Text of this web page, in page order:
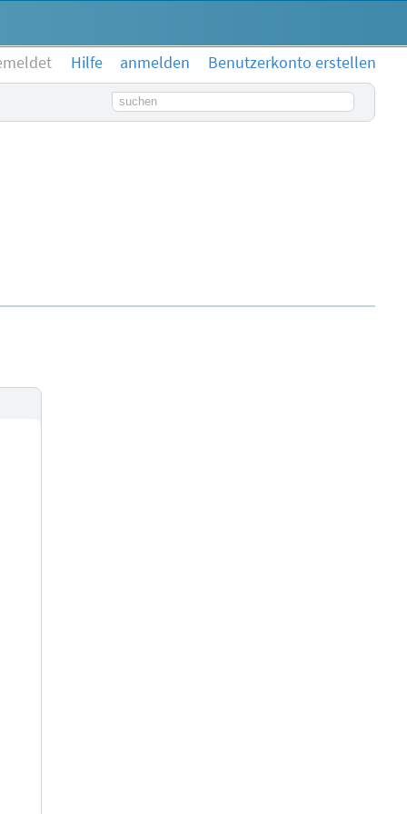
Hilfe anmelden
Benutzerkonto erstellen
Suchbegriff